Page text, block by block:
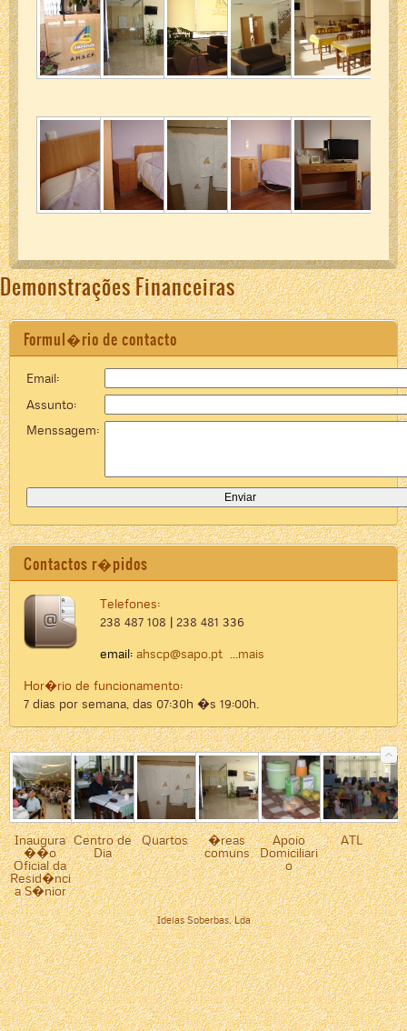
Demonstrações Financeiras
Formul�rio de contacto
Email:
Assunto:
Menssagem:
Contactos r�pidos
Telefones:
238 487 108 | 238 481 336
email: ahscp@sapo.pt ...mais
Hor�rio de funcionamento:
7 dias por semana, das 07:30h �s 19:00h.
Inaugura
��o
Oficial da
Resid�nci
a S�nior
Centro de
Dia
Quartos �reas
comuns
Apoio
Domiciliari
o
ATL
Ideias Soberbas, Lda